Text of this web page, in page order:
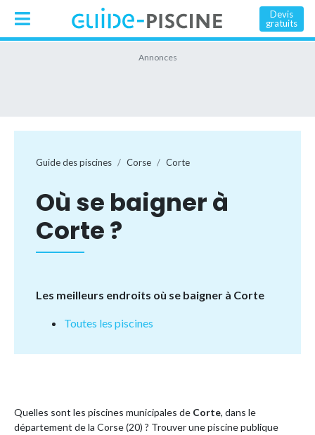
Devis
gratuits
Guide des piscines Corse Corte
Où se baigner à
Corte ?
Les meilleurs endroits où se baigner à Corte
Toutes les piscines
Quelles sont les piscines municipales de Corte, dans le
département de la Corse (20) ? Trouver une piscine publique